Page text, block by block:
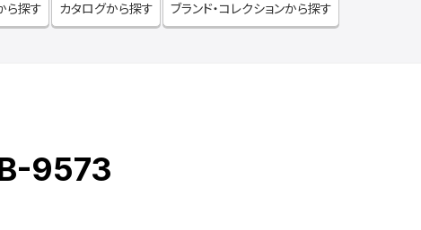
ら探す カタログから探す ブランド・コレクションから探す
9573